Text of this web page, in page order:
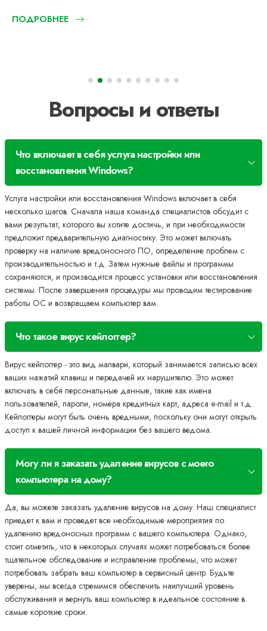
ПОДРОБНЕЕ
Вопросы и ответы
Что включает в себя услуга настройки или
восстановления Windows?
Услуга настройки или восстановления Windows включает в себя
несколько шагов. Сначала наша команда специалистов обсудит с
вами результат, которого вы хотите достичь, и при необходимости
предложит предварительную диагностику. Это может включать
проверку на наличие вредоносного ПО, определение проблем с
производительностью и т.д. Затем нужные файлы и программы
сохраняются, и производится процесс установки или восстановления
системы. После завершения процедуры мы проводим тестирование
работы ОС и возвращаем компьютер вам.
Что такое вирус кейлоггер?
Вирус кейлоггер - это вид малвари, который занимается записью всех
ваших нажатий клавиш и передачей их нарушителю. Это может
включать в себя персональные данные, такие как имена
пользователей, пароли, номера кредитных карт, адреса e-mail и т.д.
Кейлоггеры могут быть очень вредными, поскольку они могут открыть
доступ к вашей личной информации без вашего ведома.
Могу ли я заказать удаление вирусов с моего
компьютера на дому?
Да, вы можете заказать удаление вирусов на дому. Наш специалист
приедет к вам и проведет все необходимые мероприятия по
удалению вредоносных программ с вашего компьютера. Однако,
стоит отметить, что в некоторых случаях может потребоваться более
тщательное обследование и исправление проблемы, что может
потребовать забрать ваш компьютер в сервисный центр. Будьте
уверены, мы всегда стремимся обеспечить наилучший уровень
обслуживания и вернуть ваш компьютер в идеальное состояние в
самые короткие сроки.